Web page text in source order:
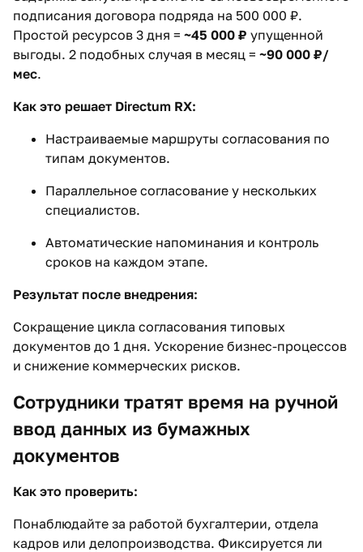
подписания договора подряда на 500 000 ₽.
Простой ресурсов 3 дня = ~45 000 ₽ упущенной
выгоды. 2 подобных случая в месяц = ~90 000 ₽/
мес.
Как это решает Directum RX:
Настраиваемые маршруты согласования по
типам документов.
Параллельное согласование у нескольких
специалистов.
Автоматические напоминания и контроль
сроков на каждом этапе.
Результат после внедрения:
Сокращение цикла согласования типовых
документов до 1 дня. Ускорение бизнес-процессов
и снижение коммерческих рисков.
Сотрудники тратят время на ручной
ввод данных из бумажных
документов
Как это проверить:
Понаблюдайте за работой бухгалтерии, отдела
кадров или делопроизводства. Фиксируется ли